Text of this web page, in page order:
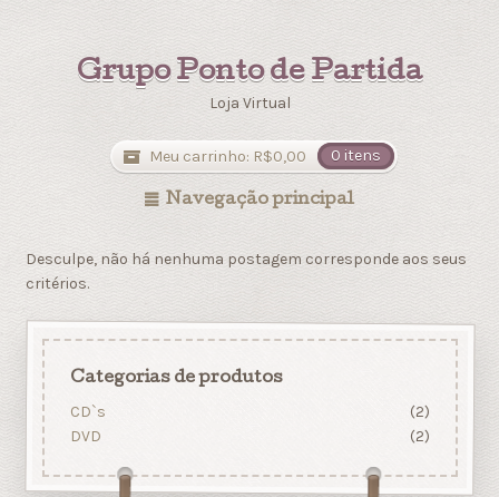
Grupo Ponto de Partida
Loja Virtual
Meu carrinho: R$0,00 0 itens
Navegação principal
Desculpe, não há nenhuma postagem corresponde aos seus
critérios.
Categorias de produtos
CD`s
(2)
DVD
(2)